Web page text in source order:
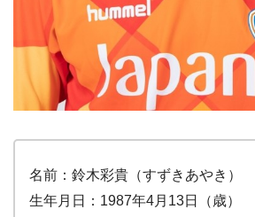
名前：鈴木彩貴（すずきあやき）
生年月日：1987年4月13日（歳）